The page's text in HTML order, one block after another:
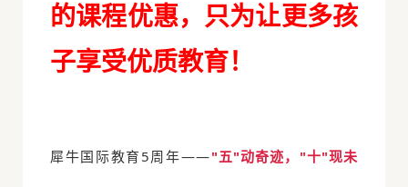
的课程优惠，只为让更多孩
子享受优质教育！
犀牛国际教育5周年——"五"动奇迹，"十"现未